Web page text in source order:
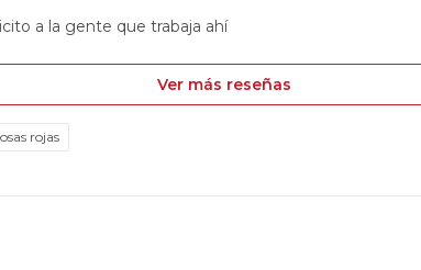
a la gente que trabaja ahí
Ver más reseñas
rojas